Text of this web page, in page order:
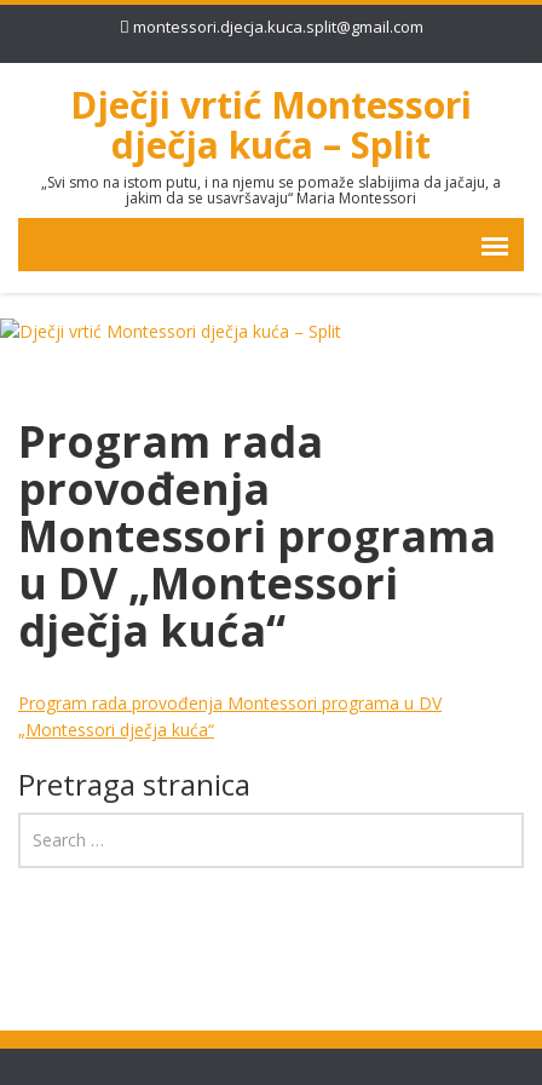
montessori.djecja.kuca.split@gmail.com
Dječji vrtić Montessori
dječja kuća – Split
„Svi smo na istom putu, i na njemu se pomaže slabijima da jačaju, a
jakim da se usavršavaju“ Maria Montessori
Program rada
provođenja
Montessori programa
u DV „Montessori
dječja kuća“
Program rada provođenja Montessori programa u DV
„Montessori dječja kuća“
Pretraga stranica